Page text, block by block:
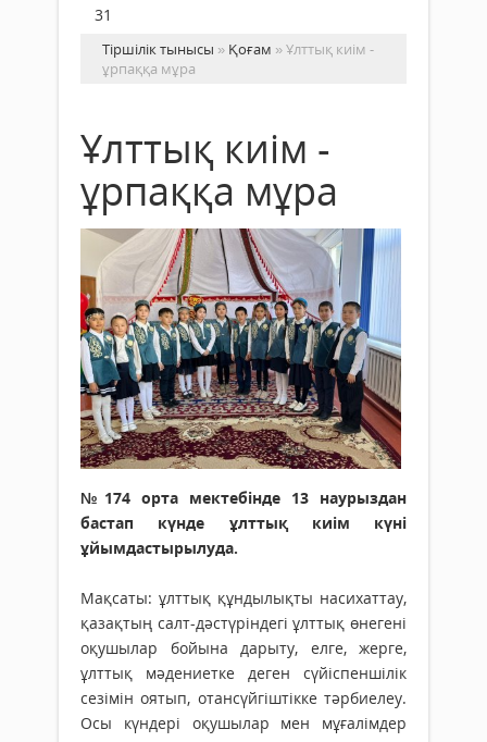
31
Тіршілік тынысы » Қоғам » Ұлттық киім -
ұрпаққа мұра
Ұлттық киім -
ұрпаққа мұра
№174 орта мектебінде 13 наурыздан
бастап күнде ұлттық киім күні
ұйымдастырылуда.
Мақсаты: ұлттық құндылықты насихаттау,
қазақтың салт-дәстүріндегі ұлттық өнегені
оқушылар бойына дарыту, елге, жерге,
ұлттық мәдениетке деген сүйіспеншілік
сезімін оятып, отансүйгіштікке тәрбиелеу.
Осы күндері оқушылар мен мұғалімдер